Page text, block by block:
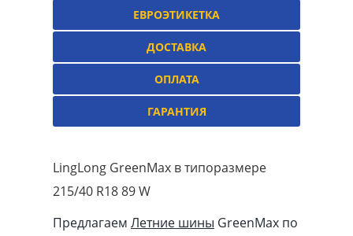
ЕВРОЭТИКЕТКА
ДОСТАВКА
ОПЛАТА
ГАРАНТИЯ
LingLong GreenMax в типоразмере
215/40 R18 89 W
Предлагаем Летние шины GreenMax по